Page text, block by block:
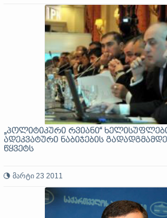
„პოლიტიკური რვიანი“
ადეკვატური ნაბიჯების
წყვეტს
მარტი 23 2011